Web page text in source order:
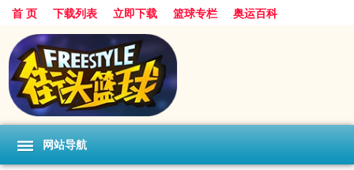
首 页 下载列表 立即下载 篮球专栏 奥运百科
网站导航